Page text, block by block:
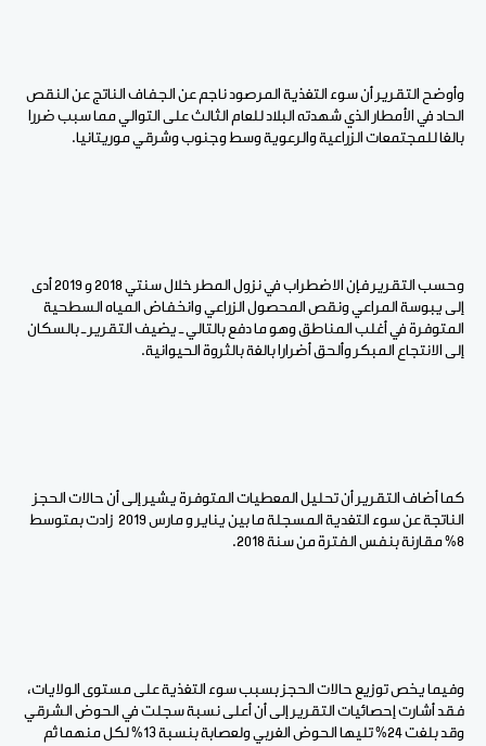
وأوضح التقرير أن سوء التغذية المرصود ناجم عن الجفاف الناتج عن النقص
الحاد في الأمطار الذي شهدته البلاد للعام الثالث على التوالي مما سبب ضررا
بالغا للمجتمعات الزراعية والرعوية وسط وجنوب وشرقي موريتانيا.
وحسب التقرير فإن الاضطراب في نزول المطر خلال سنتي 2018 و 2019 أدى
إلى يبوسة المراعي ونقص المحصول الزراعي وانخفاض المياه السطحية
المتوفرة في أغلب المناطق وهو ما دفع بالتالي ـ يضيف التقرير ـ بالسكان
إلى الانتجاع المبكر وألحق أضرارا بالغة بالثروة الحيوانية.
كما أضاف التقرير أن تحليل المعطيات المتوفرة يشير إلى أن حالات الحجز
الناتجة عن سوء التغدية المسجلة ما بين يناير و مارس 2019 زادت بمتوسط
8٪ مقارنة بنفس الفترة من سنة 2018.
وفيما يخص توزيع حالات الحجز بسبب سوء التغذية على مستوى الولايات،
فقد أشارت إحصائيات التقرير إلى أن أعلى نسبة سجلت في الحوض الشرقي
وقد بلغت 24٪ تليها الحوض الغربي ولعصابة بنسبة 13٪ لكل منهما ثم